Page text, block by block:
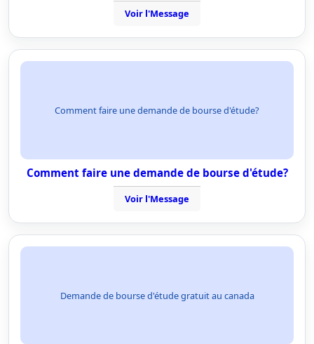
Voir l'Message
Comment faire une demande de bourse d'étude?
Comment faire une demande de bourse d'étude?
Voir l'Message
Demande de bourse d'étude gratuit au canada